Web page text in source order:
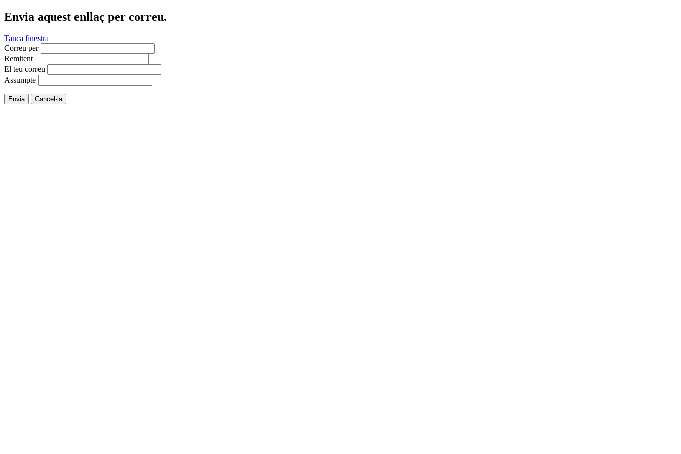
Envia aquest enllaç per correu.
Tanca finestra
Correu per
Remitent
El teu correu
Assumpte
Envia Cancel·la